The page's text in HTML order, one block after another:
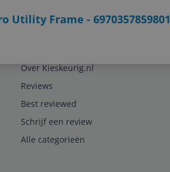
Utility Frame - 6970357859801
Over Kieskeurig.nl
Reviews
Best reviewed
Schrijf een review
Alle categorieën